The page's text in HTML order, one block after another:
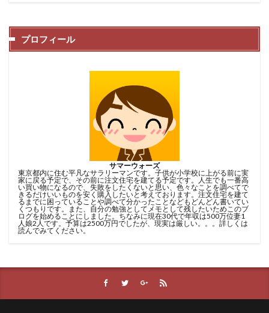
プロフィール
サマーウォーズ
東京都内に住む平凡なサラリーマンです。子供が小学校に上がる前に実
家に戻る予定で、その前に注文住宅を建てる予定です。人生でも一番高
い買い物になるので、失敗をしたくないと思い、色々なことを調べてで
きるだけいいものを安く購入したいと考えております。注文住宅を建て
るまでに困っていることや調べて分かったことなどもどんどん書いてい
くつもりです。また、自分の勉強としてメモとして残したいためこのブ
ログを始めることにしました。ちなみに現在30代で年収は500万位妻1
人娘2人です。予算は2500万円でしたが、現実は厳しい。。。詳しくは
読んでみてください。